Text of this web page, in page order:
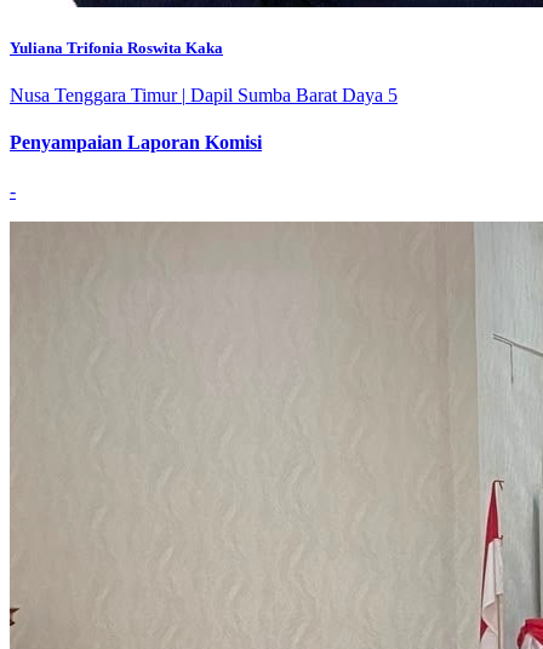
Yuliana Trifonia Roswita Kaka
Nusa Tenggara Timur | Dapil Sumba Barat Daya 5
Penyampaian Laporan Komisi
-